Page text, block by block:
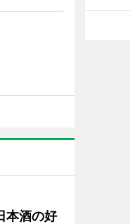
本酒の好